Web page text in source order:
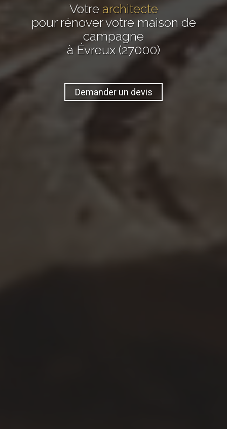
Votre architecte
pour rénover votre maison de
campagne
à Évreux (27000)
Demander un devis